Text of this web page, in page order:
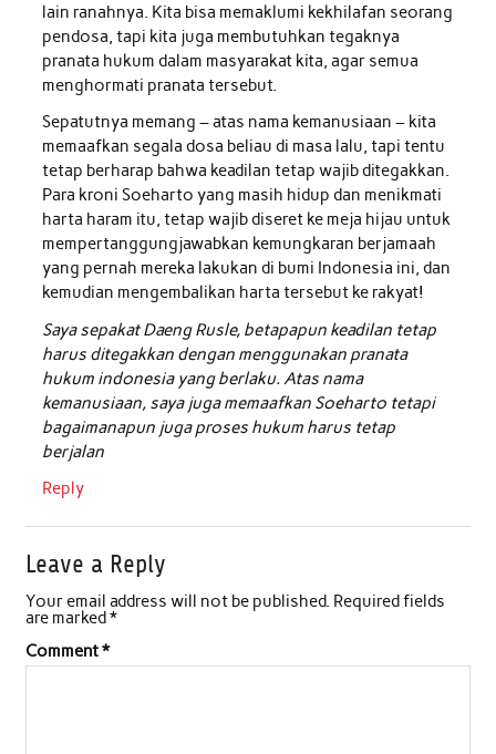
lain ranahnya. Kita bisa memaklumi kekhilafan seorang
pendosa, tapi kita juga membutuhkan tegaknya
pranata hukum dalam masyarakat kita, agar semua
menghormati pranata tersebut.
Sepatutnya memang – atas nama kemanusiaan – kita
memaafkan segala dosa beliau di masa lalu, tapi tentu
tetap berharap bahwa keadilan tetap wajib ditegakkan.
Para kroni Soeharto yang masih hidup dan menikmati
harta haram itu, tetap wajib diseret ke meja hijau untuk
mempertanggungjawabkan kemungkaran berjamaah
yang pernah mereka lakukan di bumi Indonesia ini, dan
kemudian mengembalikan harta tersebut ke rakyat!
Saya sepakat Daeng Rusle, betapapun keadilan tetap
harus ditegakkan dengan menggunakan pranata
hukum indonesia yang berlaku. Atas nama
kemanusiaan, saya juga memaafkan Soeharto tetapi
bagaimanapun juga proses hukum harus tetap
berjalan
Reply
Leave a Reply
Your email address will not be published. Required fields
are marked*
Comment*